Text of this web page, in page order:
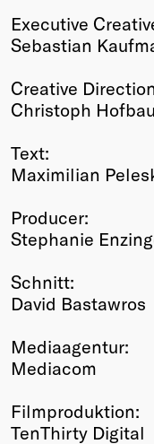
Executive
Sebastian
Creative
Christoph
Text:
Maximilian
Producer:
Stephanie
Schnitt:
David Bastawros
Mediaagentur:
Mediacom
Filmproduktion:
TenThirty Digital